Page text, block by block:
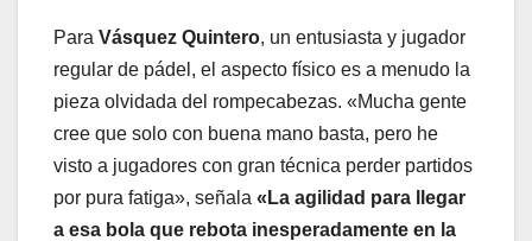
Para Vásquez Quintero, un entusiasta y jugador
regular de pádel, el aspecto físico es a menudo la
pieza olvidada del rompecabezas. «Mucha gente
cree que solo con buena mano basta, pero he
visto a jugadores con gran técnica perder partidos
por pura fatiga», señala «La agilidad para llegar
a esa bola que rebota inesperadamente en la